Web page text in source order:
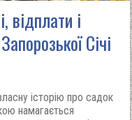
відплати і
Січі
історію про садок
намагається